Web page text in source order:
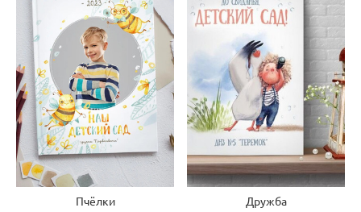
Пчёлки Дружба